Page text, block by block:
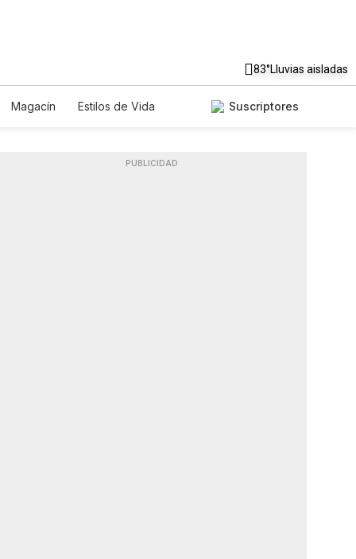
83°Lluvias aisladas
Magacín
Estilos de Vida
Suscriptores
PUBLICIDAD